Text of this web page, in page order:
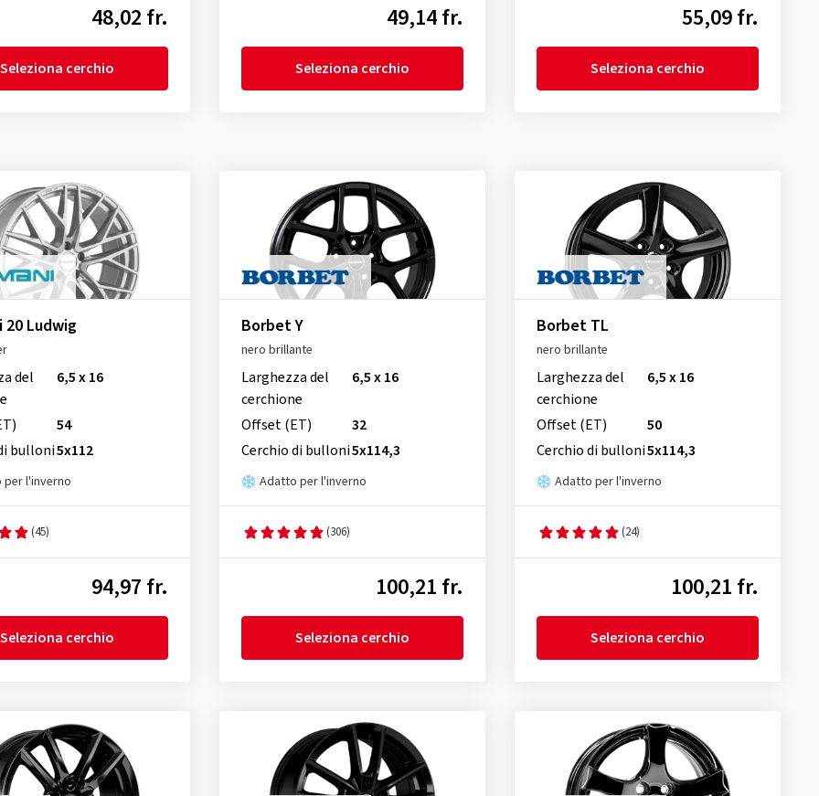
48,02 fr.
Seleziona cerchio
49,14 fr.
Seleziona cerchio
55,09 fr.
Seleziona cerchio
20 Ludwig
del
6,5 x 16
54
bulloni5x112
l'inverno
(45)
94,97 fr.
Seleziona cerchio
Borbet Y
nero brillante
Larghezza del
cerchione
6,5 x 16
Offset (ET)
32
Cerchio di bulloni5x114,3
Adatto per l'inverno
(306)
100,21 fr.
Seleziona cerchio
Borbet TL
nero brillante
Larghezza del
cerchione
6,5 x 16
Offset (ET)
50
Cerchio di bulloni5x114,3
Adatto per l'inverno
(24)
100,21 fr.
Seleziona cerchio